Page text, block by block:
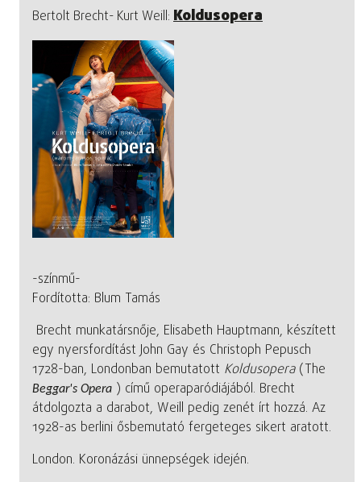
Bertolt Brecht- Kurt Weill: Koldusopera
-színmű-
Fordította: Blum Tamás
Brecht munkatársnője, Elisabeth Hauptmann, készített
egy nyersfordítást John Gay és Christoph Pepusch
1728-ban, Londonban bemutatott Koldusopera(The
Beggar's Opera ) című operaparódiájából. Brecht
átdolgozta a darabot, Weill pedig zenét írt hozzá. Az
1928-as berlini ősbemutató fergeteges sikert aratott.
London. Koronázási ünnepségek idején.